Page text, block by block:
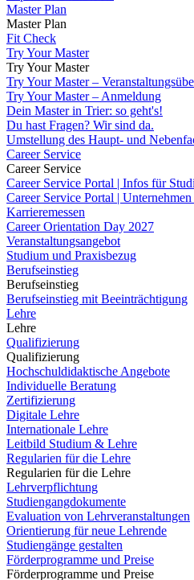
Master Plan
Master Plan
Fit Check
Try Your Master
Try Your Master
Try Your Master –
Try Your Master – Anmeldung
Dein Master in Trier: so geht's!
Du hast Fragen? Wir sind da.
Umstellung des Haupt- und
Career Service
Career Service
Career Service Portal | Infos für
Career Service Portal |
Karrieremessen
Career Orientation Day 2027
Veranstaltungsangebot
Studium und Praxisbezug
Berufseinstieg
Berufseinstieg
Berufseinstieg mit Beeinträchtigung
Lehre
Lehre
Qualifizierung
Qualifizierung
Hochschuldidaktische Angebote
Individuelle Beratung
Zertifizierung
Digitale Lehre
Internationale Lehre
Leitbild Studium & Lehre
Regularien für die Lehre
Regularien für die Lehre
Lehrverpflichtung
Studiengangdokumente
Evaluation von Lehrveranstaltungen
Orientierung für neue Lehrende
Studiengänge gestalten
Förderprogramme und Preise
Förderprogramme und Preise